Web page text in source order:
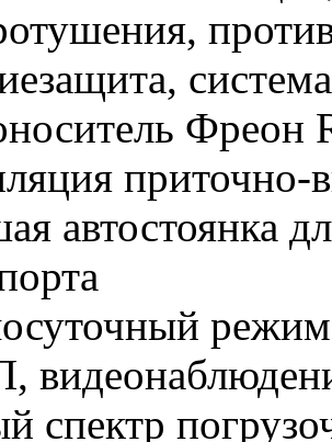
Фреон
приточно-
автостоянка
режим
спектр